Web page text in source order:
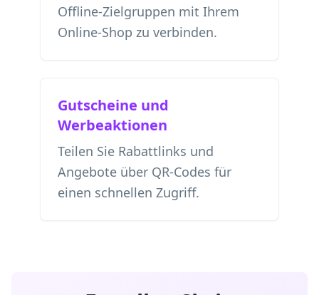
Offline-Zielgruppen mit Ihrem
Online-Shop zu verbinden.
Gutscheine und
Werbeaktionen
Teilen Sie Rabattlinks und
Angebote über QR-Codes für
einen schnellen Zugriff.